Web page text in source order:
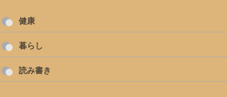
健康
暮らし
読み書き